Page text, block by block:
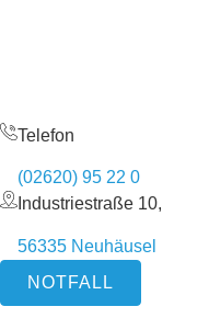
Telefon
(02620) 95 22 0
Industriestraße 10,
56335 Neuhäusel
NOTFALL